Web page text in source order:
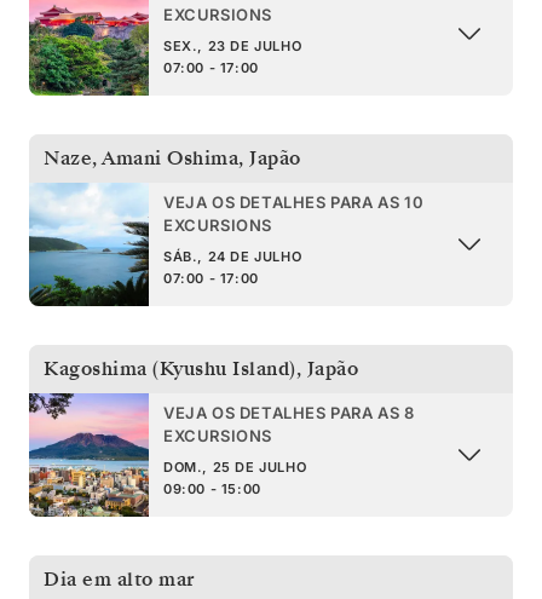
EXCURSIONS
SEX., 23 DE JULHO
07:00 - 17:00
Naze, Amani Oshima, Japão
VEJA OS DETALHES PARA AS 10
EXCURSIONS
SÁB., 24 DE JULHO
07:00 - 17:00
Kagoshima (Kyushu Island), Japão
VEJA OS DETALHES PARA AS 8
EXCURSIONS
DOM., 25 DE JULHO
09:00 - 15:00
Dia em alto mar